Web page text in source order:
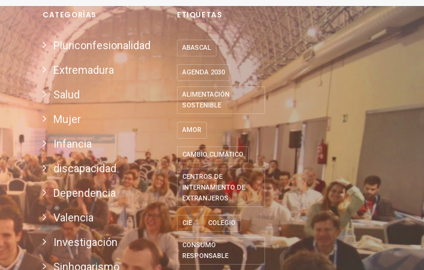
CATEGORÍAS
Pluriconfesionalidad
Extremadura
Salud
Mujer
Infancia
discapacidad
Dependencia
Valencia
Investigación
Sinhogarismo
ETIQUETAS
ABASCAL
AGENDA 2030
ALIMENTACIÓN
SOSTENIBLE
AMOR
CAMBIO CLIMÁTICO
CENTROS DE
INTERNAMIENTO DE
EXTRANJEROS
CIE COLEGIO
CONSUMO
RESPONSABLE